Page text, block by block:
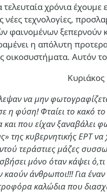
καθεστώς
τελευταία χρόνια
νέες τεχνολογίες,
φαινομένων
η απόλυτη
οικοσυστήματα. Αυτόν
να μην
η φύση! Φταίει το κακό
που είχαν
της κυβερνητικής ΕΡΤ
τεράστιες μάζες
μόνο όταν κάψει
καούν άνθρωποι!!! Για
καλώδια που